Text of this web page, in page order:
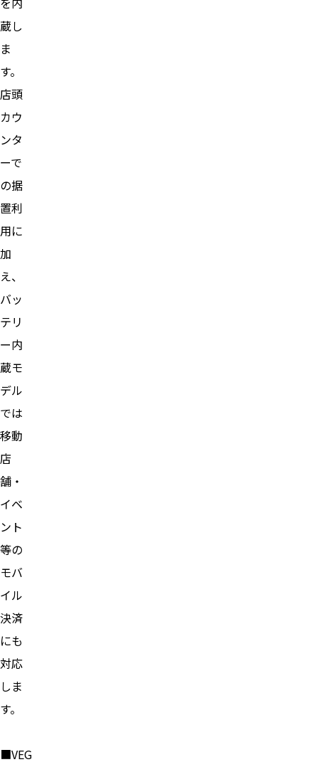
蔵し
ま
す。
店頭
カウ
ンタ
ーで
の据
置利
用に
加
え、
バッ
テリ
ー内
蔵モ
デル
では
移動
店
舗・
イベ
ント
等の
モバ
イル
決済
にも
対応
しま
す。
■VEG